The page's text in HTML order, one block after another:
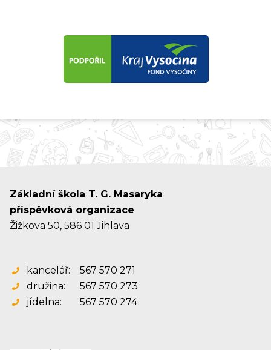
Základní škola T. G. Masaryka
příspěvková organizace
Žižkova 50, 586 01 Jihlava
kancelář:
567 570 271
družina:
567 570 273
jídelna:
567 570 274